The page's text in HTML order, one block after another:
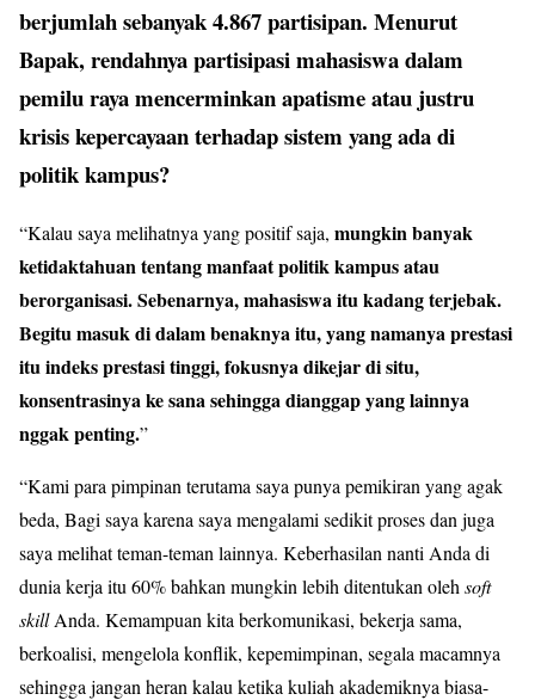
berjumlah sebanyak 4.867 partisipan. Menurut
Bapak, rendahnya partisipasi mahasiswa dalam
pemilu raya mencerminkan apatisme atau justru
krisis kepercayaan terhadap sistem yang ada di
politik kampus?
“Kalau saya melihatnya yang positif saja, mungkin banyak
ketidaktahuan tentang manfaat politik kampus atau
berorganisasi. Sebenarnya, mahasiswa itu kadang terjebak.
Begitu masuk di dalam benaknya itu, yang namanya prestasi
itu indeks prestasi tinggi, fokusnya dikejar di situ,
konsentrasinya ke sana sehingga dianggap yang lainnya
nggak penting.”
“Kami para pimpinan terutama saya punya pemikiran yang agak
beda, Bagi saya karena saya mengalami sedikit proses dan juga
saya melihat teman-teman lainnya. Keberhasilan nanti Anda di
dunia kerja itu 60% bahkan mungkin lebih ditentukan oleh soft
skillAnda. Kemampuan kita berkomunikasi, bekerja sama,
berkoalisi, mengelola konflik, kepemimpinan, segala macamnya
sehingga jangan heran kalau ketika kuliah akademiknya biasa-